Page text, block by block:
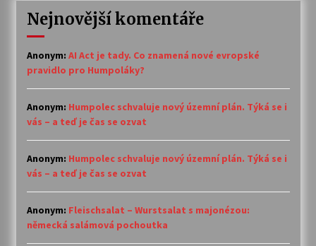
Nejnovější komentáře
Anonym: AI Act je tady. Co znamená nové evropské
pravidlo pro Humpoláky?
Anonym: Humpolec schvaluje nový územní plán. Týká se i
vás – a teď je čas se ozvat
Anonym: Humpolec schvaluje nový územní plán. Týká se i
vás – a teď je čas se ozvat
Anonym: Fleischsalat – Wurstsalat s majonézou:
německá salámová pochoutka